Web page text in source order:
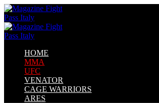
HOME
MMA
UFC
VENATOR
CAGE WARRIORS
ARES